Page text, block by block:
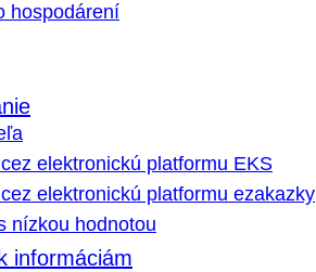
hospodárení
elektronickú platformu EKS
elektronickú platformu ezakazky
nízkou hodnotou
informáciám